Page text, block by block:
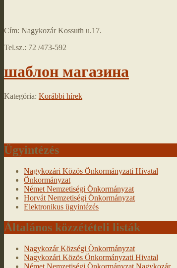
Cím: Nagykozár Kossuth u.17.
Tel.sz.: 72 /473-592
шаблон магазина
Kategória: Korábbi hírek
Ügyintézés
Nagykozári Közös Önkormányzati Hivatal
Önkormányzat
Német Nemzetiségi Önkormányzat
Horvát Nemzetiségi Önkormányzat
Elektronikus ügyintézés
Általános közzétételi listák
Nagykozár Községi Önkormányzat
Nagykozári Közös Önkormányzati Hivatal